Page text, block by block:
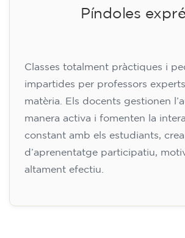
Píndoles
Classes totalment pràctiques i
impartides per professors
matèria. Els docents gestionen
manera activa i fomenten la
constant amb els estudiants,
d’aprenentatge participatiu,
altament efectiu.